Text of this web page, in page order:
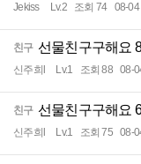
Jekiss Lv.2 조회 74 08-04
친구 선물친구구해요
신주희l Lv.1 조회 88 08-
친구 선물친구구해요
신주희l Lv.1 조회 75 08-